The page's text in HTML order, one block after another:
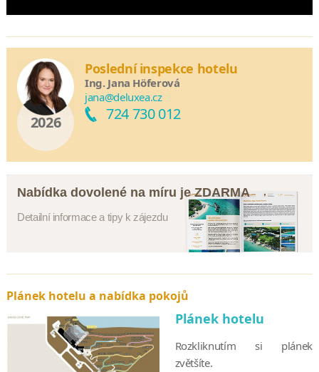
2026
Poslední inspekce hotelu
Ing. Jana Höferová
jana@deluxea.cz
724 730 012
Nabídka dovolené na míru je ZDARMA
Detailní informace a tipy k zájezdu
Plánek hotelu a nabídka pokojů
Plánek hotelu
Rozkliknutím si plánek
zvětšíte.